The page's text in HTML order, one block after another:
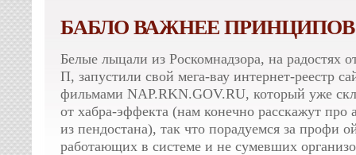
БАБЛО ВАЖНЕЕ ПРИНЦИПОВ
Белые лыцали из Роскомнадзора, на радостях
П, запустили свой мега-вау интернет-реестр
фильмами NAP.RKN.GOV.RU, который уже
от хабра-эффекта (нам конечно расскажут про
из пендостана), так что порадуемся за профи
работающих в системе и не сумевших